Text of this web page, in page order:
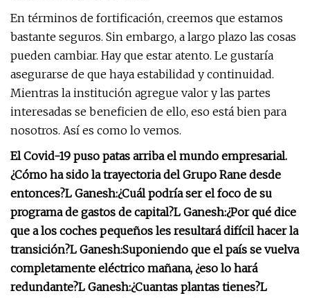
En términos de fortificación, creemos que estamos
bastante seguros. Sin embargo, a largo plazo las cosas
pueden cambiar. Hay que estar atento. Le gustaría
asegurarse de que haya estabilidad y continuidad.
Mientras la institución agregue valor y las partes
interesadas se beneficien de ello, eso está bien para
nosotros. Así es como lo vemos.
El Covid-19 puso patas arriba el mundo empresarial.
¿Cómo ha sido la trayectoria del Grupo Rane desde
entonces?L Ganesh:¿Cuál podría ser el foco de su
programa de gastos de capital?L Ganesh:¿Por qué dice
que a los coches pequeños les resultará difícil hacer la
transición?L Ganesh:Suponiendo que el país se vuelva
completamente eléctrico mañana, ¿eso lo hará
redundante?L Ganesh:¿Cuantas plantas tienes?L